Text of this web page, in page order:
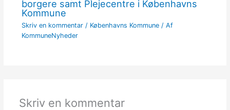
borgere samt Plejecentre i Københavns
Kommune
Skriv en kommentar / Københavns Kommune/ Af
KommuneNyheder
Skriv en kommentar